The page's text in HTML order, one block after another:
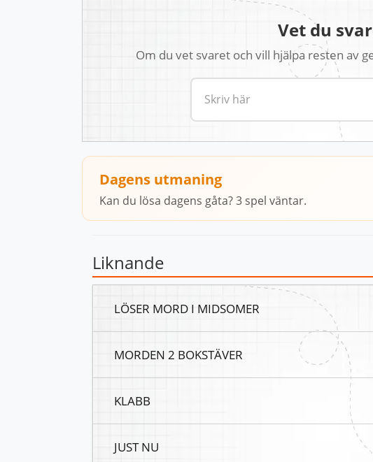
Vet du
Om du vet svaret och vill hjälpa resten av
Dagens utmaning
Kan du lösa dagens gåta? 3 spel väntar.
Liknande
LÖSER MORD I MIDSOMER
MORDEN 2 BOKSTÄVER
KLABB
JUST NU